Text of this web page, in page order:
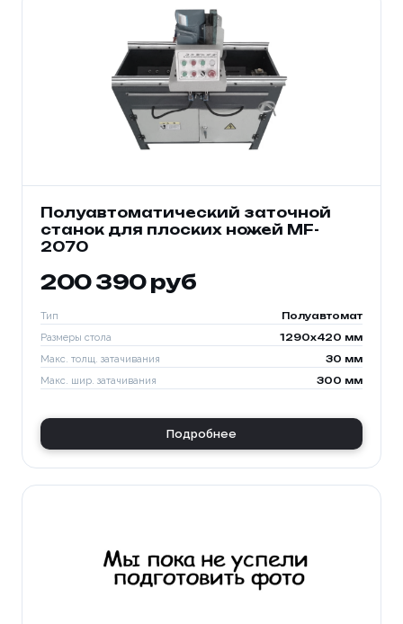
Полуавтоматический заточной
станок для плоских ножей MF-
2070
200 390 руб
Тип Полуавтомат
Размеры стола 1290x420 мм
Макс. толщ. затачивания 30 мм
Макс. шир. затачивания 300 мм
Подробнее